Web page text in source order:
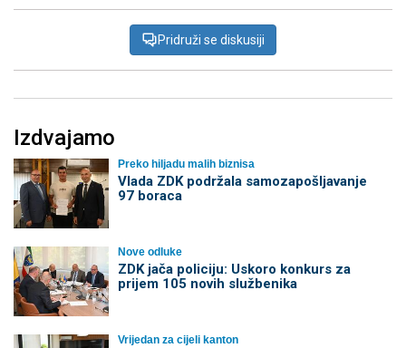
Pridruži se diskusiji
Izdvajamo
Preko hiljadu malih biznisa
Vlada ZDK podržala samozapošljavanje
97 boraca
Nove odluke
ZDK jača policiju: Uskoro konkurs za
prijem 105 novih službenika
Vrijedan za cijeli kanton